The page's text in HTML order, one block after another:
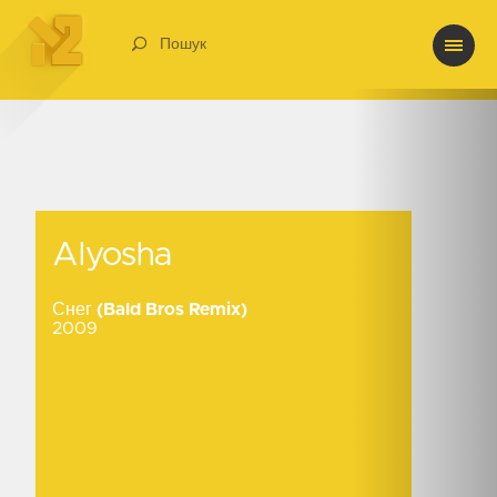
Пошук
Alyosha
Снег (Bald Bros Remix)
2009